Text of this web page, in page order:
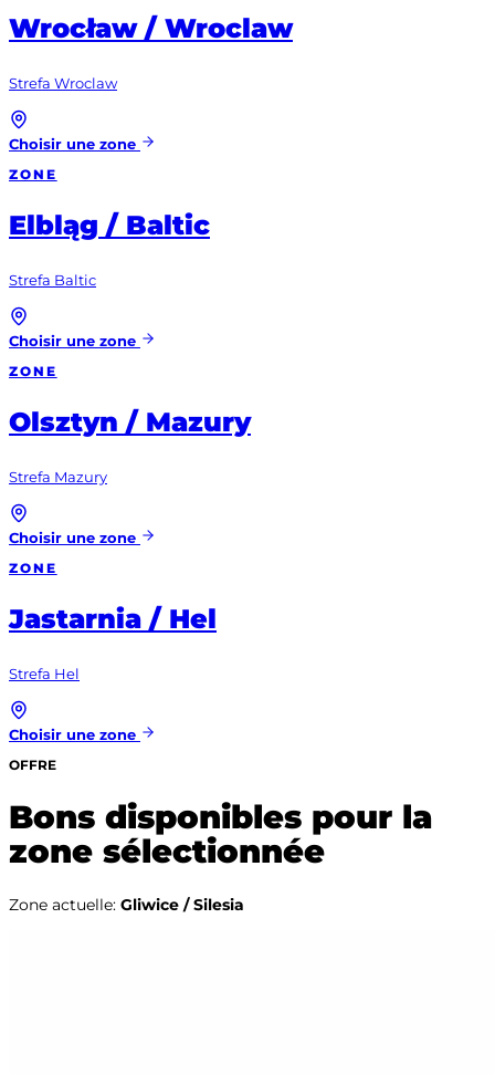
Wrocław / Wroclaw
Strefa Wroclaw
Choisir une zone
ZONE
Elbląg / Baltic
Strefa Baltic
Choisir une zone
ZONE
Olsztyn / Mazury
Strefa Mazury
Choisir une zone
ZONE
Jastarnia / Hel
Strefa Hel
Choisir une zone
OFFRE
Bons disponibles pour la
zone sélectionnée
Zone actuelle: Gliwice / Silesia